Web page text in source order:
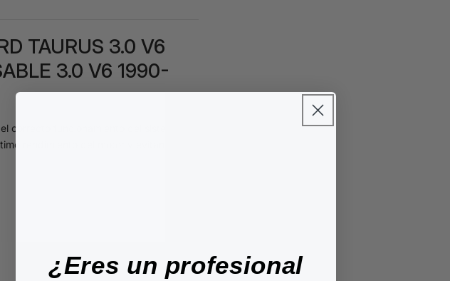
TAURUS 3.0 V6
3.0 V6 1990-
correcto funcionamiento del sistema de
rendimiento del motor y evitando
¿Eres un profesional